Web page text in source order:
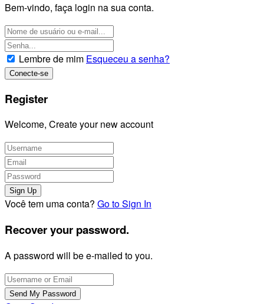
Bem-vindo, faça login na sua conta.
Lembre de mim Esqueceu a senha?
Register
Welcome, Create your new account
Você tem uma conta? Go to Sign In
Recover your password.
A password will be e-mailed to you.